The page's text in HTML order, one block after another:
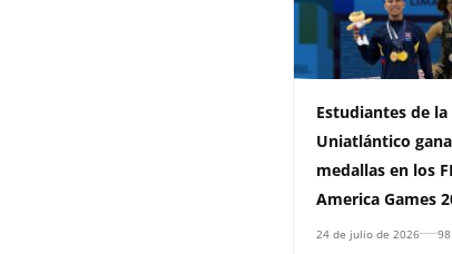
Estudiantes de la
Uniatlántico
medallas en los
America Games
24 de julio de 2026